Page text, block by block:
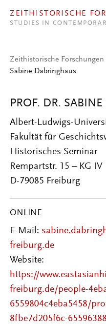
ZEITHISTORISCHE
STUDIES IN
Zeithistorische Forschungen
Sabine Dabringhaus
PROF. DR.
Albert-Ludwigs-
Fakultät für
Historisches Seminar
Rempartstr. 15 – KG IV
D-79085 Freiburg
ONLINE
E-Mail:
freiburg.de
Website:
https://
freiburg.de/people-
6559804c4eba5458/
8fbe7d205f6c-65596388